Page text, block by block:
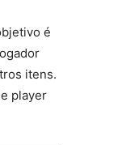
é
itens.
player